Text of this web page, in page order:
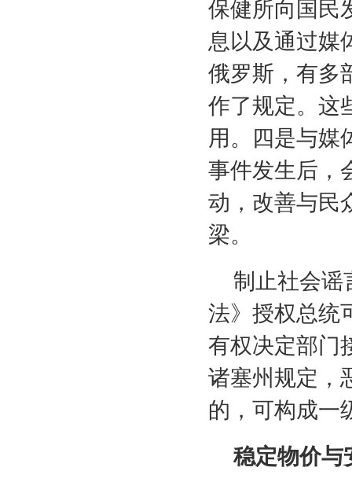
保健所向国民
息以及通过媒
俄罗斯，有多
作了规定。这
用。四是与媒
事件发生后，
动，改善与民
梁。
制止社会谣
法》授权总统
有权决定部门
诸塞州规定，
的，可构成一
稳定物价与